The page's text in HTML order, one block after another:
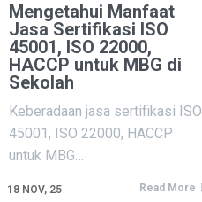
Mengetahui Manfaat
Jasa Sertifikasi ISO
45001, ISO 22000,
HACCP untuk MBG di
Sekolah
18 NOV, 25
Keberadaan jasa sertifikasi ISO
45001, ISO 22000, HACCP
untuk MBG…
Read More